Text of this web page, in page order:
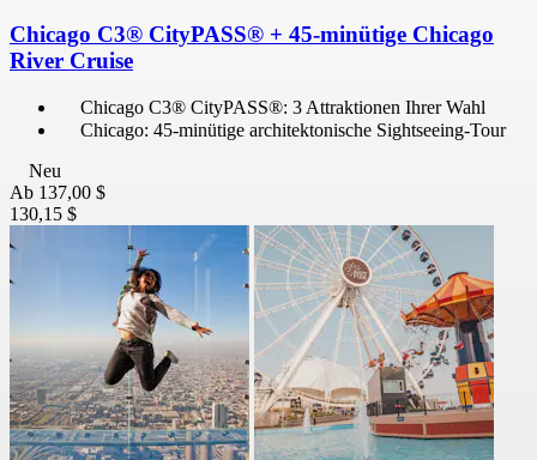
Chicago C3® CityPASS® + 45-minütige Chicago
River Cruise
Chicago C3® CityPASS®: 3 Attraktionen Ihrer Wahl
Chicago: 45-minütige architektonische Sightseeing-Tour
Neu
Ab 137,00 $
130,15 $